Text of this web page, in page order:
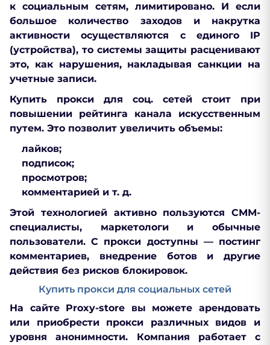
к социальным сетям, лимитировано. И если
большое количество заходов и накрутка
активности осуществляются с единого IP
(устройства), то системы защиты расценивают
это, как нарушения, накладывая санкции на
учетные записи.
Купить прокси для соц. сетей стоит при
повышении рейтинга канала искусственным
путем. Это позволит увеличить объемы:
лайков;
подписок;
просмотров;
комментарией и т. д.
Этой технологией активно пользуются СММ-
специалисты, маркетологи и обычные
пользователи. С прокси доступны — постинг
комментариев, внедрение ботов и другие
действия без рисков блокировок.
Купить прокси для социальных сетей
На сайте Proxy-store вы можете арендовать
или приобрести прокси различных видов и
уровня анонимности. Компания работает с